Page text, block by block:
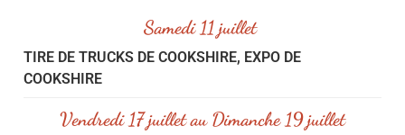
Samedi 11 juillet
TIRE DE TRUCKS DE COOKSHIRE, EXPO DE
COOKSHIRE
Vendredi 17 juillet au Dimanche 19 juillet